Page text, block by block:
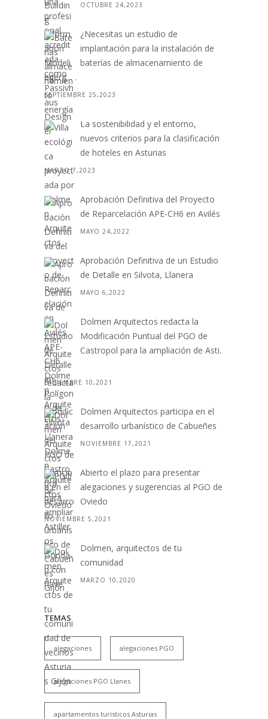
OCTUBRE 24,2023
¿Necesitas un estudio de
implantación para la instalación de
baterías de almacenamiento de
energ. . .
SEPTIEMBRE 25,2023
La sostenibilidad y el entorno,
nuevos criterios para la clasificación
de hoteles en Asturias
MARZO 7,2023
Aprobación Definitiva del Proyecto
de Reparcelación APE-CH6 en Avilés
MAYO 24,2022
Aprobación Definitiva de un Estudio
de Detalle en Silvota, Llanera
MAYO 6,2022
Dolmen Arquitectos redacta la
Modificación Puntual del PGO de
Castropol para la ampliación de Asti.
. .
DICIEMBRE 10,2021
Dolmen Arquitectos participa en el
desarrollo urbanístico de Cabueñes
NOVIEMBRE 17,2021
Abierto el plazo para presentar
alegaciones y sugerencias al PGO de
Oviedo
NOVIEMBRE 5,2021
Dolmen, arquitectos de tu
comunidad
MARZO 10,2020
TEMAS
alegaciones alegaciones PGO
alegaciones PGO Llanes
apartamentos turísticos Asturias